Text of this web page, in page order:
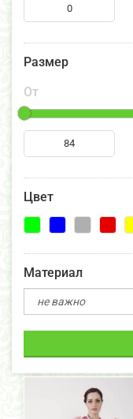
Размер
От
Цвет
Материал